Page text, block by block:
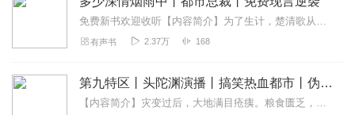
免费新书欢迎收听【内容简介】为了生计，楚清歌从高材生沦为某知名KTV合伙人;辗转行业三五年，未婚先孕，孩子生父尚且未知。爱，没有;情，难断;生不易，养更不易.....
有声书 2.37万 168
第九特区丨头陀渊演播丨搞笑热血都市丨伪戒丨VIP免费多人有声剧
【内容简介】灾变过后，大地满目疮痍。粮食匮乏，资源紧俏，局势混乱……一位从待规划区杀出来的青年，背对着漫天黄沙，孤身来到九区谋生，却不曾想偶然结识三五好友，一念...